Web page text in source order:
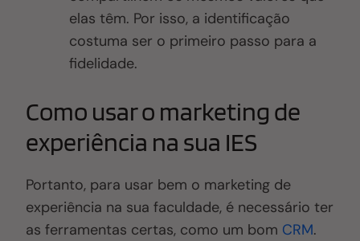
elas têm. Por isso, a identificação
costuma ser o primeiro passo para a
fidelidade.
Como usar o marketing de
experiência na sua IES
Portanto, para usar bem o marketing de
experiência na sua faculdade, é necessário ter
as ferramentas certas, como um bom CRM.